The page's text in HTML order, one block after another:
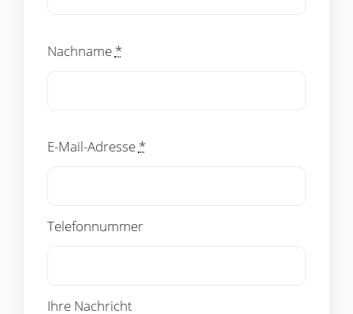
Nachname *
E-Mail-Adresse *
Telefonnummer
Ihre Nachricht